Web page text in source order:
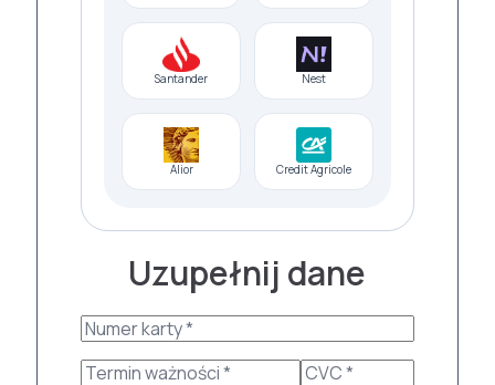
Santander Nest
Alior Credit Agricole
Uzupełnij dane